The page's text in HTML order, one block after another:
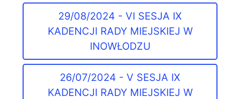
29/08/2024 - VI SESJA IX
KADENCJI RADY MIEJSKIEJ W
INOWŁODZU
26/07/2024 - V SESJA IX
KADENCJI RADY MIEJSKIEJ W